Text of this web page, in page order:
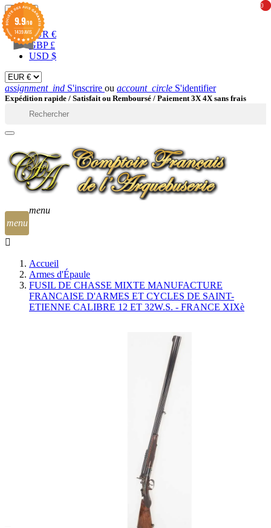
EUR 
EUR €
GBP £
USD $
assignment_ind S'inscrire ou account_circle S'identifier
Expédition rapide / Satisfait ou Remboursé / Paiement 3X 4X sans frais
menu
0
0
menu
Accueil
Armes d'Épaule
FUSIL DE CHASSE MIXTE MANUFACTURE
FRANCAISE D'ARMES ET CYCLES DE SAINT-
ETIENNE CALIBRE 12 ET 32W.S. - FRANCE XIXè
9.9/10
1439 AVIS